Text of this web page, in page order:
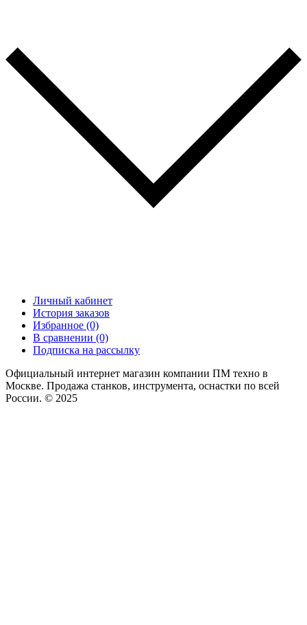
Личный кабинет
История заказов
Избранное (0)
В сравнении (0)
Подписка на рассылку
Официальный интернет магазин компании ПМ техно в
Москве. Продажа станков, инструмента, оснастки по всей
России. © 2025